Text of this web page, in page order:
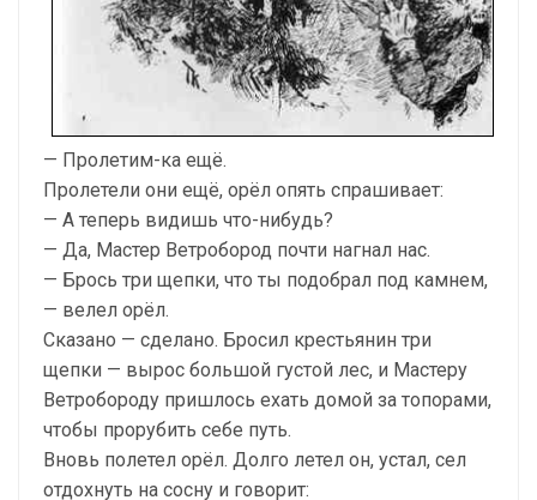
— Пролетим-ка ещё.
Пролетели они ещё, орёл опять спрашивает:
— А теперь видишь что-нибудь?
— Да, Мастер Ветробород почти нагнал нас.
— Брось три щепки, что ты подобрал под камнем,
— велел орёл.
Сказано — сделано. Бросил крестьянин три
щепки — вырос большой густой лес, и Мастеру
Ветробороду пришлось ехать домой за топорами,
чтобы прорубить себе путь.
Вновь полетел орёл. Долго летел он, устал, сел
отдохнуть на сосну и говорит: